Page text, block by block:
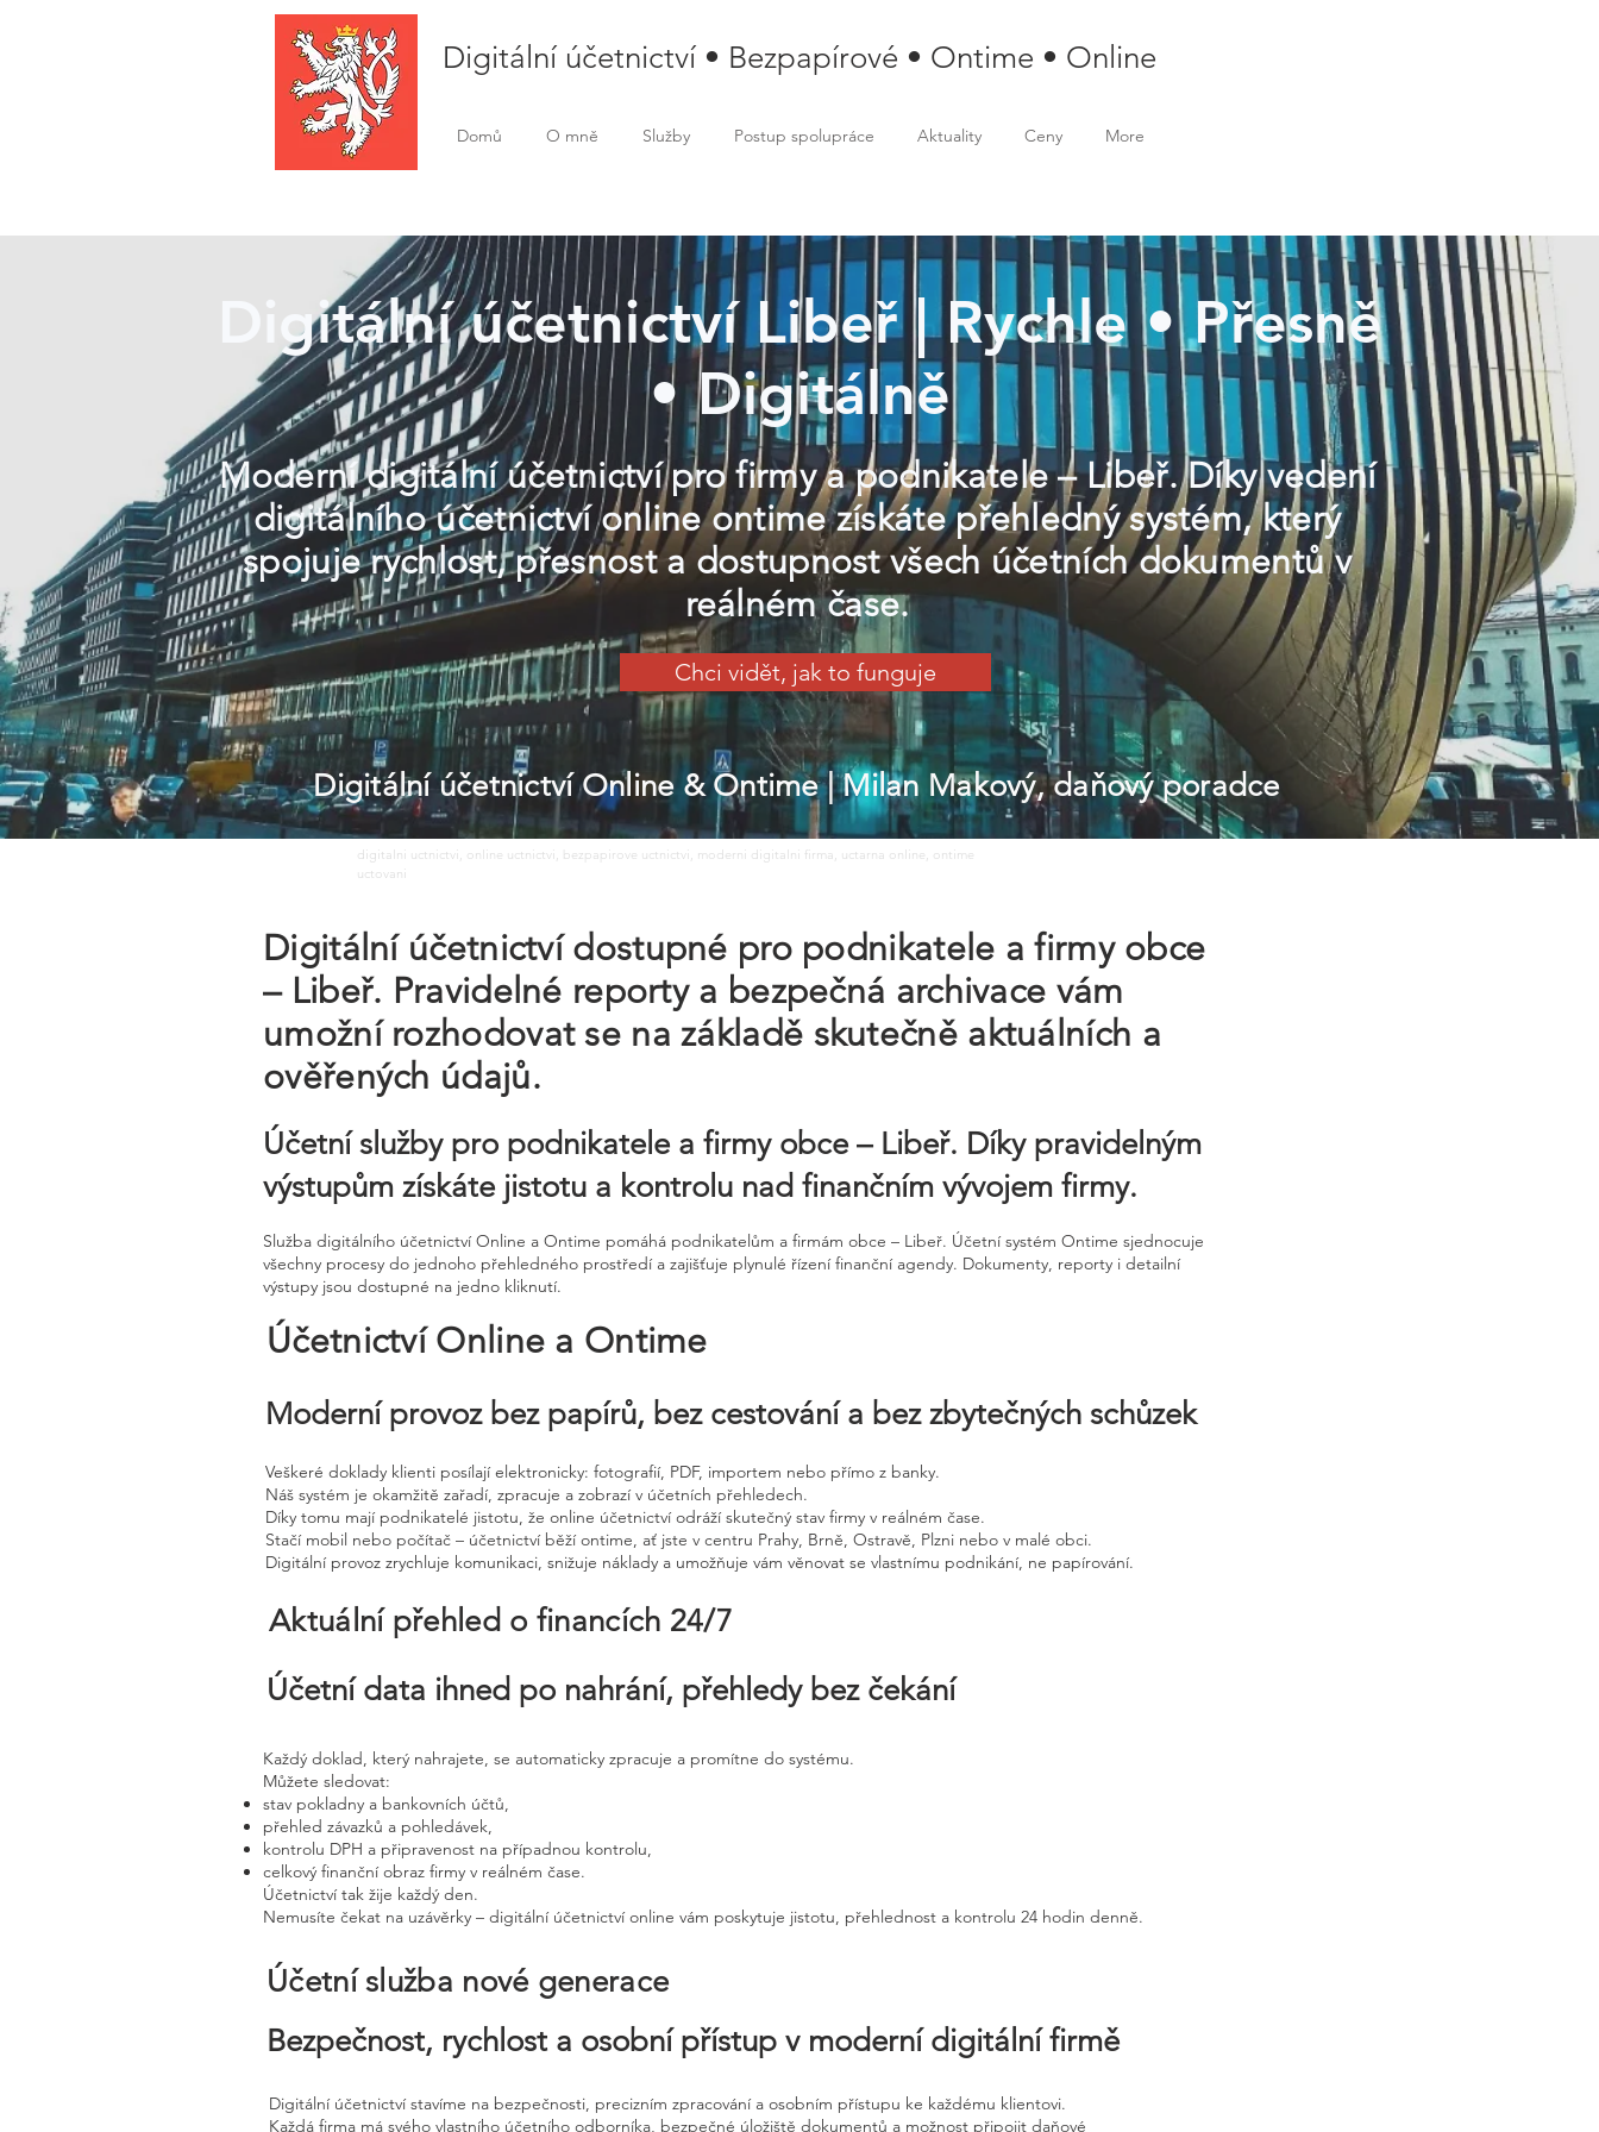
Digitální účetnictví • Bezpapírové • Ontime • Online
Domů O mně Služby Postup spolupráce Aktuality Ceny More
Digitální účetnictví Libeř | Rychle • Přesně
• Digitálně
Moderní digitální účetnictví pro firmy a podnikatele – Libeř. Díky vedení
digitálního účetnictví online ontime získáte přehledný systém, který
spojuje rychlost, přesnost a dostupnost všech účetních dokumentů v
reálném čase.
Chci vidět, jak to funguje
Digitální účetnictví Online & Ontime| Milan Makový, daňový poradce
digitalni uctnictvi, online uctnictvi, bezpapirove uctnictvi, moderni digitalni firma, uctarna online, ontime
uctovani
Digitální účetnictví dostupné pro podnikatele a firmy obce
– Libeř. Pravidelné reporty a bezpečná archivace vám
umožní rozhodovat se na základě skutečně aktuálních a
ověřených údajů.
Účetní služby pro podnikatele a firmy obce – Libeř. Díky pravidelným
výstupům získáte jistotu a kontrolu nad finančním vývojem firmy.
Služba digitálního účetnictví Online a Ontime pomáhá podnikatelům a firmám obce – Libeř. Účetní systém Ontime sjednocuje
všechny procesy do jednoho přehledného prostředí a zajišťuje plynulé řízení finanční agendy. Dokumenty, reporty i detailní
výstupy jsou dostupné na jedno kliknutí.
Účetnictví Online a Ontime
Moderní provoz bez papírů, bez cestování a bez zbytečných schůzek
Veškeré doklady klienti posílají elektronicky: fotografií, PDF, importem nebo přímo z banky.
Náš systém je okamžitě zařadí, zpracuje a zobrazí v účetních přehledech.
Díky tomu mají podnikatelé jistotu, že online účetnictví odráží skutečný stav firmy v reálném čase.
Stačí mobil nebo počítač – účetnictví běží ontime, ať jste v centru Prahy, Brně, Ostravě, Plzni nebo v malé obci.
Digitální provoz zrychluje komunikaci, snižuje náklady a umožňuje vám věnovat se vlastnímu podnikání, ne papírování.
Aktuální přehled o financích 24/7
Účetní data ihned po nahrání, přehledy bez čekání
Každý doklad, který nahrajete, se automaticky zpracuje a promítne do systému.
Můžete sledovat:
stav pokladny a bankovních účtů,
přehled závazků a pohledávek,
kontrolu DPH a připravenost na případnou kontrolu,
celkový finanční obraz firmy v reálném čase.
Účetnictví tak žije každý den.
Nemusíte čekat na uzávěrky – digitální účetnictví online vám poskytuje jistotu, přehlednost a kontrolu 24 hodin denně.
Účetní služba nové generace
Bezpečnost, rychlost a osobní přístup v moderní digitální firmě
Digitální účetnictví stavíme na bezpečnosti, precizním zpracování a osobním přístupu ke každému klientovi.
Každá firma má svého vlastního účetního odborníka, bezpečné úložiště dokumentů a možnost připojit daňové